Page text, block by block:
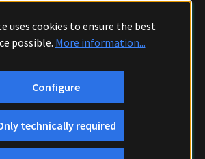
uses cookies to ensure the best
possible. More information...
technically required
Configure